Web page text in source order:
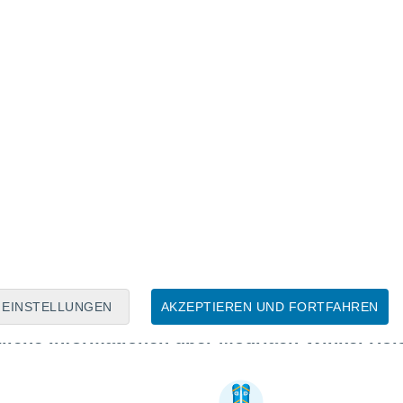
AKZEPTIEREN UND FORTFAHREN
EINSTELLUNGEN
Informationen über Modriach-Winkel